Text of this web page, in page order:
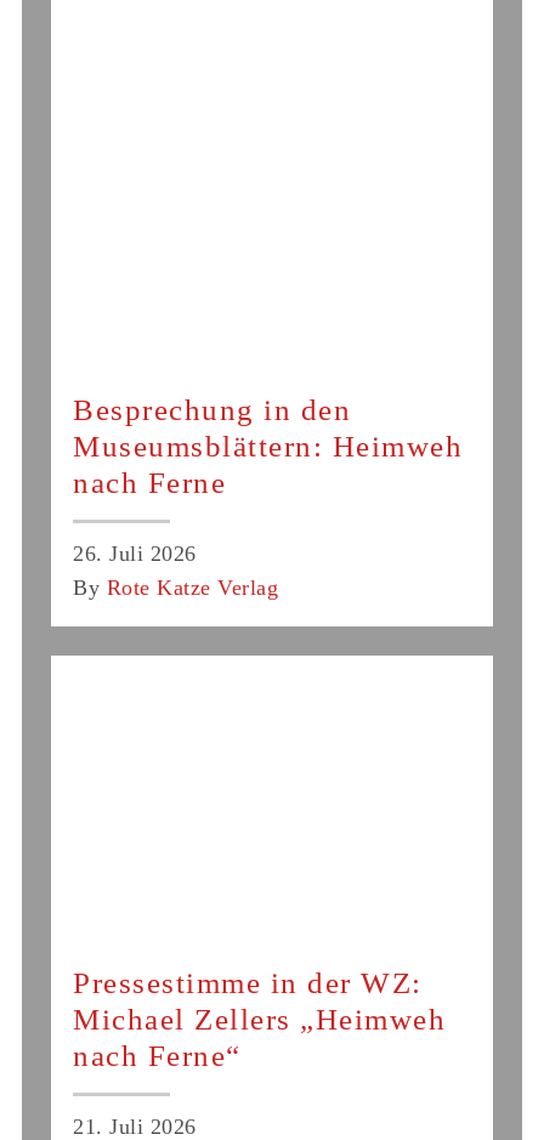
Besprechung in den
Museumsblättern: Heimweh
nach Ferne
26. Juli 2026
By Rote Katze Verlag
Pressestimme in der WZ:
Michael Zellers „Heimweh
nach Ferne“
21. Juli 2026